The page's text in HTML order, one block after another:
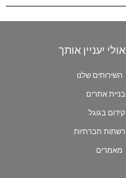
אולי יעניין אותך
השירותים שלנו
בניית אתרים
קידום בגוגל
רשתות חברתיות
מאמרים